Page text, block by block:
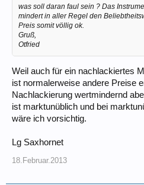
was soll daran faul sein ? Das
mindert in aller Regel den
Preis somit völlig ok.
Gruß,
Otfried
Weil auch für ein nachlackiertes
ist normalerweise andere Preise
Nachlackierung wertmindernd
ist marktunüblich und bei
wäre ich vorsichtig.
Lg Saxhornet
18.Februar.2013